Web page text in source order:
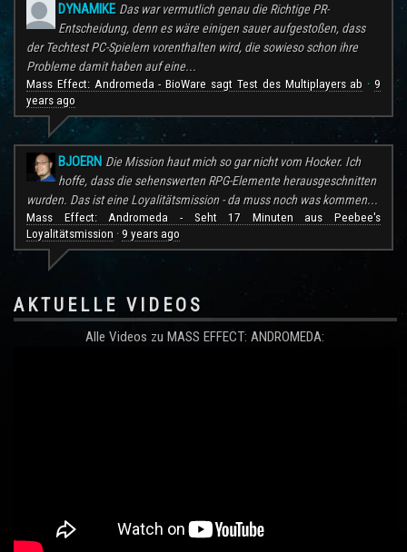
DYNAMIKE Das war vermutlich genau die Richtige PR-
Entscheidung, denn es wäre einigen sauer aufgestoßen, dass
der Techtest PC-Spielern vorenthalten wird, die sowieso schon ihre
Probleme damit haben auf eine...
Mass Effect: Andromeda - BioWare sagt Test des Multiplayers ab ·9
years ago
BJOERN Die Mission haut mich so gar nicht vom Hocker. Ich
hoffe, dass die sehenswerten RPG-Elemente herausgeschnitten
wurden. Das ist eine Loyalitätsmission - da muss noch was kommen...
Mass Effect: Andromeda - Seht 17 Minuten aus Peebee's
Loyalitätsmission · 9 years ago
AKTUELLE VIDEOS
Alle Videos zu MASS EFFECT: ANDROMEDA: